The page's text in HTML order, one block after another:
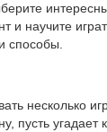
и научите
способы.
несколько
пусть угадает